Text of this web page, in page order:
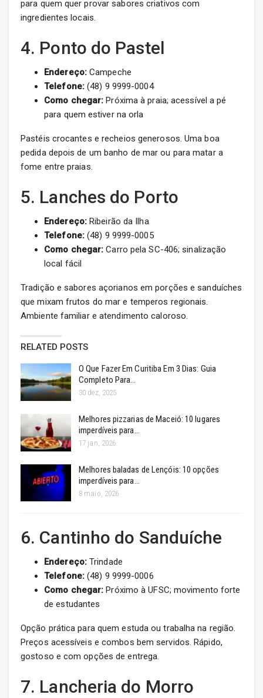
para quem quer provar sabores criativos com
ingredientes locais.
4. Ponto do Pastel
Endereço:Campeche
Telefone:(48) 9 9999-0004
Como chegar: Próxima à praia; acessível a pé
para quem estiver na orla
Pastéis crocantes e recheios generosos. Uma boa
pedida depois de um banho de mar ou para matar a
fome entre praias.
5. Lanches do Porto
Endereço:Ribeirão da Ilha
Telefone:(48) 9 9999-0005
Como chegar: Carro pela SC-406; sinalização
local fácil
Tradição e sabores açorianos em porções e sanduíches
que mixam frutos do mar e temperos regionais.
Ambiente familiar e atendimento caloroso.
RELATED POSTS
O Que Fazer Em Curitiba Em 3 Dias: Guia
Completo Para…
30 dez, 2025
Melhores pizzarias de Maceió: 10 lugares
imperdíveis para…
17 jan, 2026
Melhores baladas de Lençóis: 10 opções
imperdíveis para…
8 maio, 2026
6. Cantinho do Sanduíche
Endereço:Trindade
Telefone:(48) 9 9999-0006
Como chegar: Próximo à UFSC; movimento forte
de estudantes
Opção prática para quem estuda ou trabalha na região.
Preços acessíveis e combos bem servidos. Rápido,
gostoso e com opções de entrega.
7. Lancheria do Morro